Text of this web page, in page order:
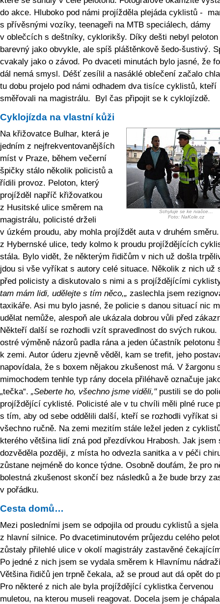
do akce. Hluboko pod námi projížděla plejáda cyklistů -
s přívěsnými vozíky, teenageři na MTB speciálech, dámy
v oblečcích s deštníky, cyklorikšy. Díky dešti nebyl peloton
barevný jako obvykle, ale spíš pláštěnkově šedo-šustivý.
cvakaly jako o závod. Po dvaceti minutách bylo jasné, že
dál nemá smysl. Déšť zesílil a nasáklé oblečení začalo
tu dobu projelo pod námi odhadem dva tisíce cyklistů, kteří
směřovali na magistrálu. Byl čas připojit se k cyklojízdě.
Cyklojízda na vlastní kůži
Schyluje se ke rvačce…
Foto: NaKole.cz
Na křižovatce Bulhar, která je
jedním z nejfrekvento­vanějších
míst v Praze, během večerní
špičky stálo několik policistů a
řídili provoz. Peloton, který
projížděl napříč křižovatkou
z Husitské ulice směrem na
magistrálu, policisté drželi
v úzkém proudu, aby mohla projíždět auta v druhém
z Hybernské ulice, tedy kolmo k proudu projíždějících
stála. Bylo vidět, že některým řidičům v nich už došla
jdou si vše vyříkat s autory celé situace. Několik z nich už
před policisty a diskutovalo s nimi a s projíždějícími
tam mám lidi, udělejte s tím něco,„ zaslechla jsem
taxikáře. Asi mu bylo jasné, že policie s danou situací nic
udělat nemůže, alespoň ale ukázala dobrou vůli před
Někteří další se rozhodli vzít spravedlnost do svých rukou.
ostré výměně názorů padla rána a jeden účastník pelotonu
k zemi. Autor úderu zjevně věděl, kam se trefit, jeho
napovídala, že s boxem nějakou zkušenost má. V žargonu
mimochodem tenhle typ rány docela přiléhavě označuje
„tečka“. „Seberte ho, všechno jsme viděli,"pustili se do
projíždějící cyklisté. Policisté ale v tu chvíli měli plné ruce
s tím, aby od sebe oddělili další, kteří se rozhodli vyříkat si
všechno ručně. Na zemi mezitím stále ležel jeden z
kterého většina lidí zná pod přezdívkou Hrabosh. Jak jsem
dozvěděla později, z místa ho odvezla sanitka a v péči
zůstane nejméně do konce týdne. Osobně doufám, že pro
bolestná zkušenost skončí bez následků a že bude brzy
v pořádku.
Cesta domů…
Mezi posledními jsem se odpojila od proudu cyklistů a sjela
z hlavní silnice. Po dvacetiminutovém průjezdu celého
zůstaly přilehlé ulice v okolí magistrály zastavěné
Po jedné z nich jsem se vydala směrem k Hlavnímu
Většina řidičů jen trpně čekala, až se proud aut dá opět do
Pro některé z nich ale byla projíždějící cyklistka červenou
muletou, na kterou museli reagovat. Docela jsem je